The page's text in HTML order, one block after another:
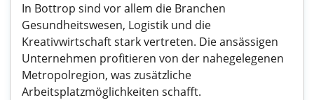
In Bottrop sind vor allem die Branchen
Gesundheitswesen, Logistik und die
Kreativwirtschaft stark vertreten. Die ansässigen
Unternehmen profitieren von der nahegelegenen
Metropolregion, was zusätzliche
Arbeitsplatzmöglichkeiten schafft.